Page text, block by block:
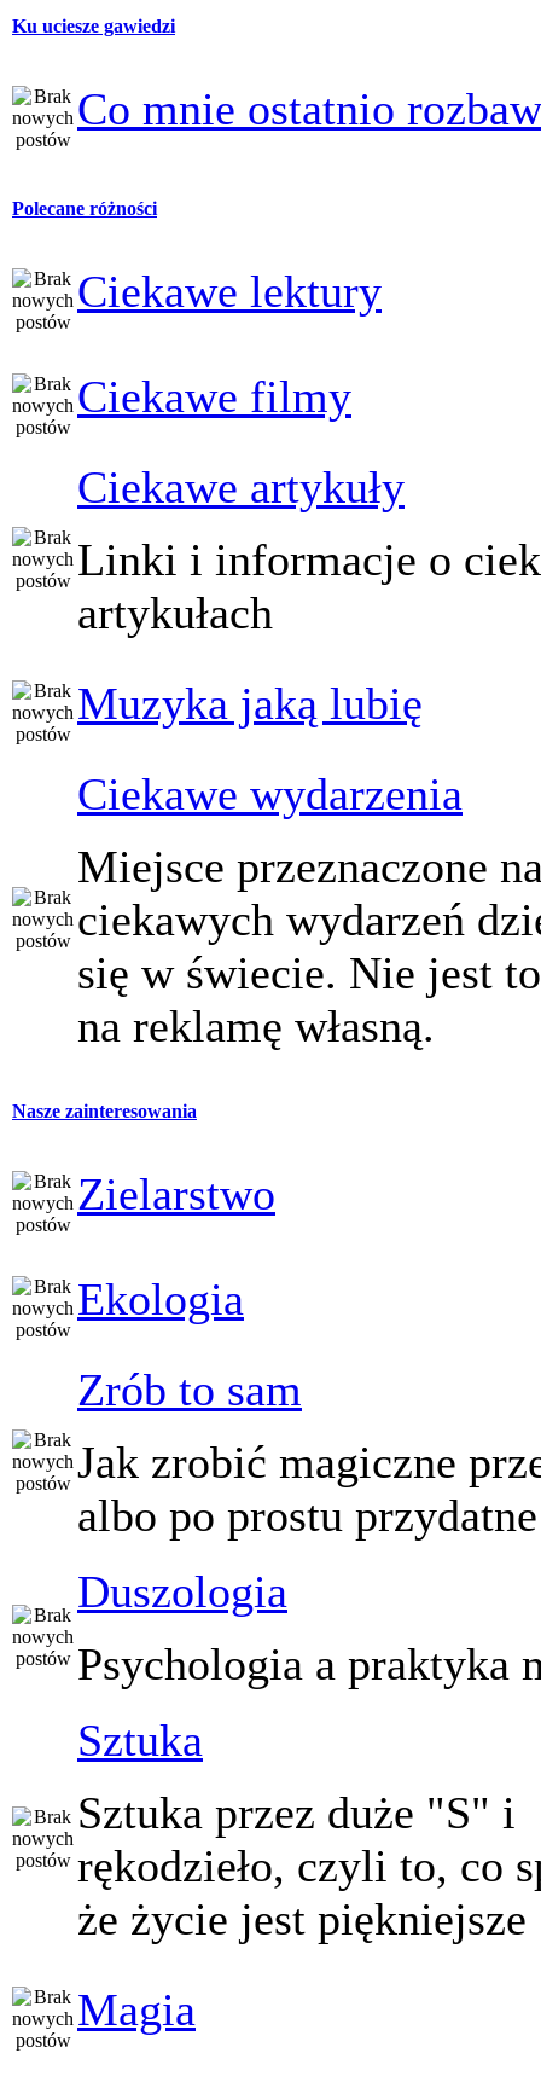
Ku uciesze gawiedzi
Co mnie ostatnio
Polecane różności
Ciekawe lektury
Ciekawe filmy
Ciekawe artykuły
Linki i informacje o
artykułach
Muzyka jaką lubię
Ciekawe wydarzenia
Miejsce przeznaczone
ciekawych wydarzeń
się w świecie. Nie jest
na reklamę własną.
Nasze zainteresowania
Zielarstwo
Ekologia
Zrób to sam
Jak zrobić magiczne
albo po prostu
Duszologia
Psychologia a praktyka
Sztuka
Sztuka przez duże "S" i
rękodzieło, czyli to, co
że życie jest piękniejsze
Magia